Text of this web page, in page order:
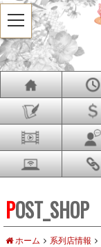
POST_SHOP
ホーム 系列店情報
t
o
g
g
l
e
v
a
o